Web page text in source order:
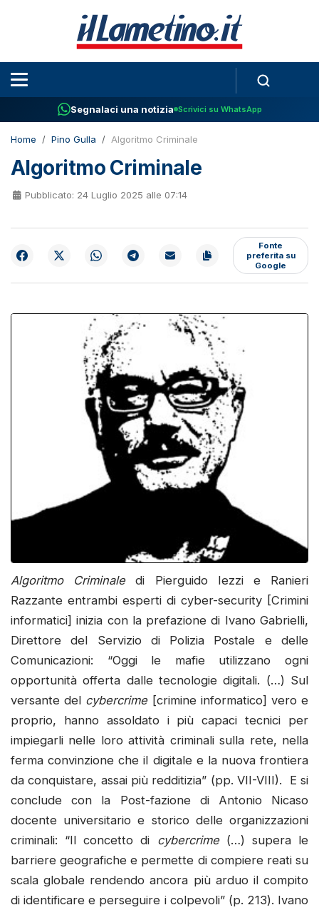
Segnalaci una notizia Scrivici su WhatsApp
Home Pino Gulla Algoritmo Criminale
Algoritmo Criminale
Pubblicato: 24 Luglio 2025 alle 07:14
Fonte
preferita su
Google
Algoritmo Criminaledi Pierguido Iezzi e Ranieri
Razzante entrambi esperti di cyber-security [Crimini
informatici] inizia con la prefazione di Ivano Gabrielli,
Direttore del Servizio di Polizia Postale e delle
Comunicazioni: “Oggi le mafie utilizzano ogni
opportunità offerta dalle tecnologie digitali. (…) Sul
versante del cybercrime[crimine informatico] vero e
proprio, hanno assoldato i più capaci tecnici per
impiegarli nelle loro attività criminali sulla rete, nella
ferma convinzione che il digitale e la nuova frontiera
da conquistare, assai più redditizia” (pp. VII-VIII). E si
conclude con la Post-fazione di Antonio Nicaso
docente universitario e storico delle organizzazioni
criminali: “Il concetto di cybercrime(…) supera le
barriere geografiche e permette di compiere reati su
scala globale rendendo ancora più arduo il compito
di identificare e perseguire i colpevoli” (p. 213). Ivano